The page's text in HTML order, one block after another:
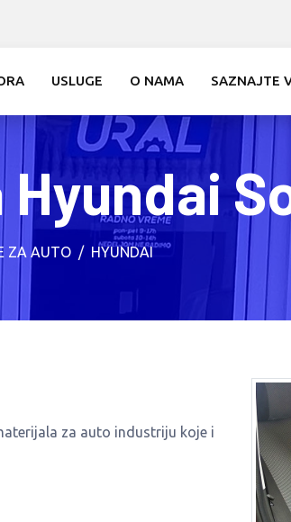
USLUGE O NAMA SAZNAJTE
ZA AUTO HYUNDAI
za auto industriju koje i